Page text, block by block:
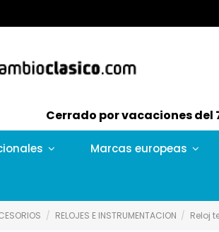
Cerrado por vacaciones del
Marcas europeas
RELOJES E INSTRUMENTACION Reloj